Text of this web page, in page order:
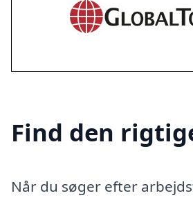
Find den
Når du søger efter